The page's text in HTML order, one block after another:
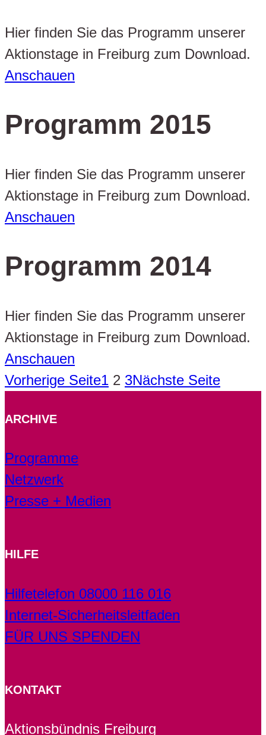
Hier finden Sie das Programm unserer
Aktionstage in Freiburg zum Download.
Anschauen
Programm 2015
Hier finden Sie das Programm unserer
Aktionstage in Freiburg zum Download.
Anschauen
Programm 2014
Hier finden Sie das Programm unserer
Aktionstage in Freiburg zum Download.
Anschauen
Vorherige Seite1 2 3Nächste Seite
ARCHIVE
Programme
Netzwerk
Presse + Medien
HILFE
Hilfetelefon 08000 116 016
Internet-Sicherheitsleitfaden
FÜR UNS SPENDEN
KONTAKT
Aktionsbündnis Freiburg